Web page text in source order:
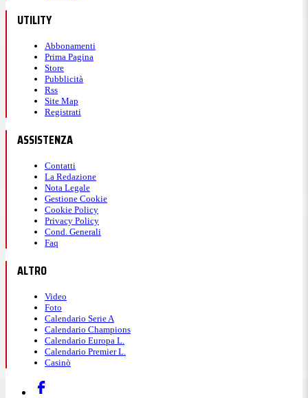
UTILITY
Abbonamenti
Prima Pagina
Store
Pubblicità
Rss
Site Map
Registrati
ASSISTENZA
Contatti
La Redazione
Nota Legale
Gestione Cookie
Cookie Policy
Privacy Policy
Cond. Generali
Faq
ALTRO
Video
Foto
Calendario Serie A
Calendario Champions
Calendario Europa L.
Calendario Premier L.
Casinò